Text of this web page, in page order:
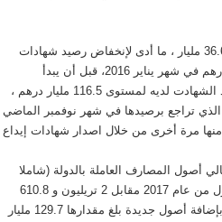
وكانت بداية العام الماضي شهدت ضخ أكبر حجم من السيولة وبقيمة 36.6 مليار ، ما أدى لإنخفاض رصيد شهادات
الإيداع من 139.8 مليار درهم في ديسمبر عام 2015 الى 103.2 مليار درهم في شهر يناير 2016، قبل أن يبدأ
المصرف المركزي بحسب جزء منها خلال شهر فبراير حيث أرتفع رصيد الشهادت لديه لمستوى 116.5 مليار درهم ،
الذي تراجع برصيدها في شهر نوفمبر الماضي
وشهد شهر ديسمبر من العام 2016 سحب جزء منها مرة أخرى من خلال اصدار شهادات إيداع
أصول المصارف العاملة بالدولة (شاملا
القبولات المصرفية) 2 تريليون و 610.1 مليارات درهم بنهاية الشهر الأول من عام 2017 مقابل 2 تريليون و 610.8
مليارات درهم بنهاية عام 2016 حيث عززت المصارف مراكزها المالية بإضافة أصول جديدة بلغ مقدارها 129.7 مليار